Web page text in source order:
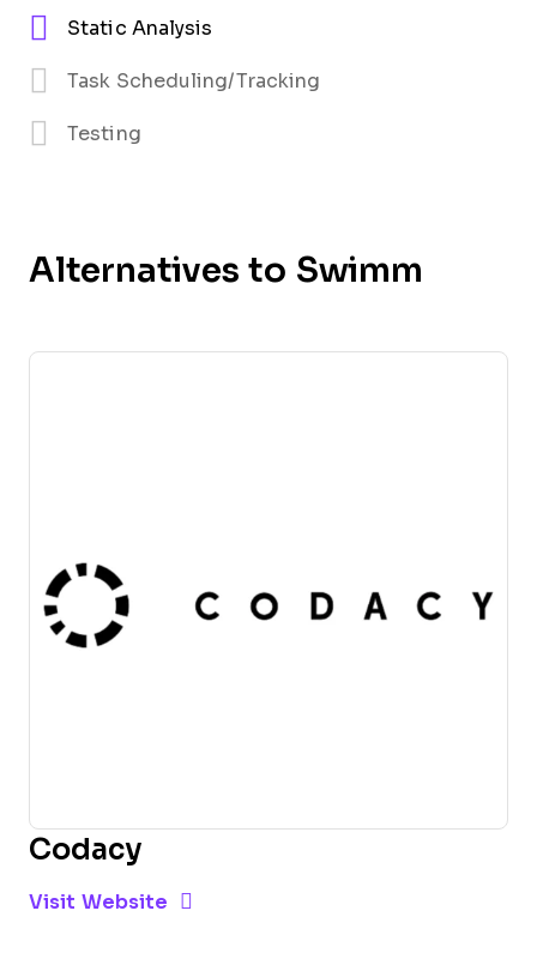
Static Analysis
Task Scheduling/Tracking
Testing
Alternatives to Swimm
Codacy
Visit Website Opens New Window